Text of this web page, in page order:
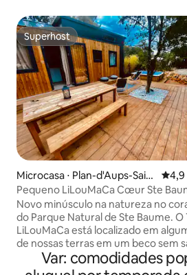
Superhost
Superhost
Microcasa ⋅ Plan-d'Aups-Saint
e-Baume
4,94,9
Pequeno LiLouMaCa Cœur Ste
Novo minúsculo na natureza no
do Parque Natural de Ste Baume. O Tiny
LiLouMaCa está localizado em
de nossas terras em um beco sem saída
tranquilo sob o bordo. Terraço,
privativo, piscina privativa (final de
Var: comodidades